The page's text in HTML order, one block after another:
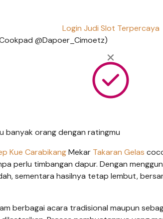
Login Judi Slot Terpercaya
@Dapoer_Cimoetz)
banyak orang dengan ratingmu
Kue CarabikangMekar Takaran Gelas
perlu timbangan dapur. Dengan
sementara hasilnya tetap lembut,
berbagai acara tradisional maupun